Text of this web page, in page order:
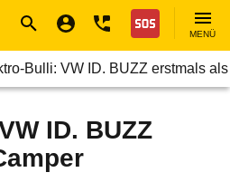
Nothilfe
MENÜ
Bulli: VW ID. BUZZ erstmals
ID. BUZZ